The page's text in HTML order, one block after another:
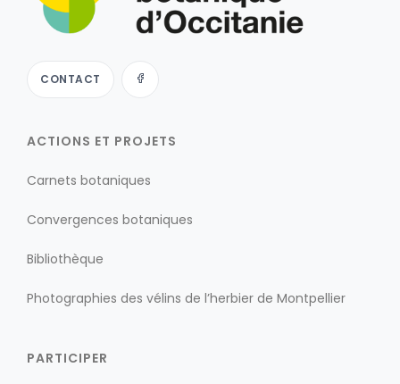
CONTACT
ACTIONS ET PROJETS
Carnets botaniques
Convergences botaniques
Bibliothèque
Photographies des vélins de l’herbier de Montpellier
PARTICIPER